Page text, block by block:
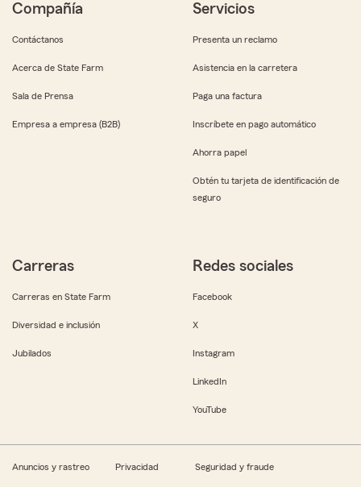
Compañía
Contáctanos
Acerca de State Farm
Sala de Prensa
Empresa a empresa (B2B)
Servicios
Presenta un reclamo
Asistencia en la carretera
Paga una factura
Inscríbete en pago automático
Ahorra papel
Obtén tu tarjeta de identificación de
seguro
Carreras
Carreras en State Farm
Diversidad e inclusión
Jubilados
Redes sociales
Facebook
X
Instagram
LinkedIn
YouTube
Anuncios y rastreo Privacidad Seguridad y fraude